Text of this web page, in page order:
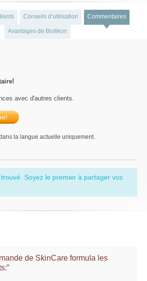
Conseils d‘utilisation Commentaires
Avantages de Biotikon
avec d'autres clients.
la langue actuelle uniquement.
Soyez le premier à partager vos
de SkinCare formula les